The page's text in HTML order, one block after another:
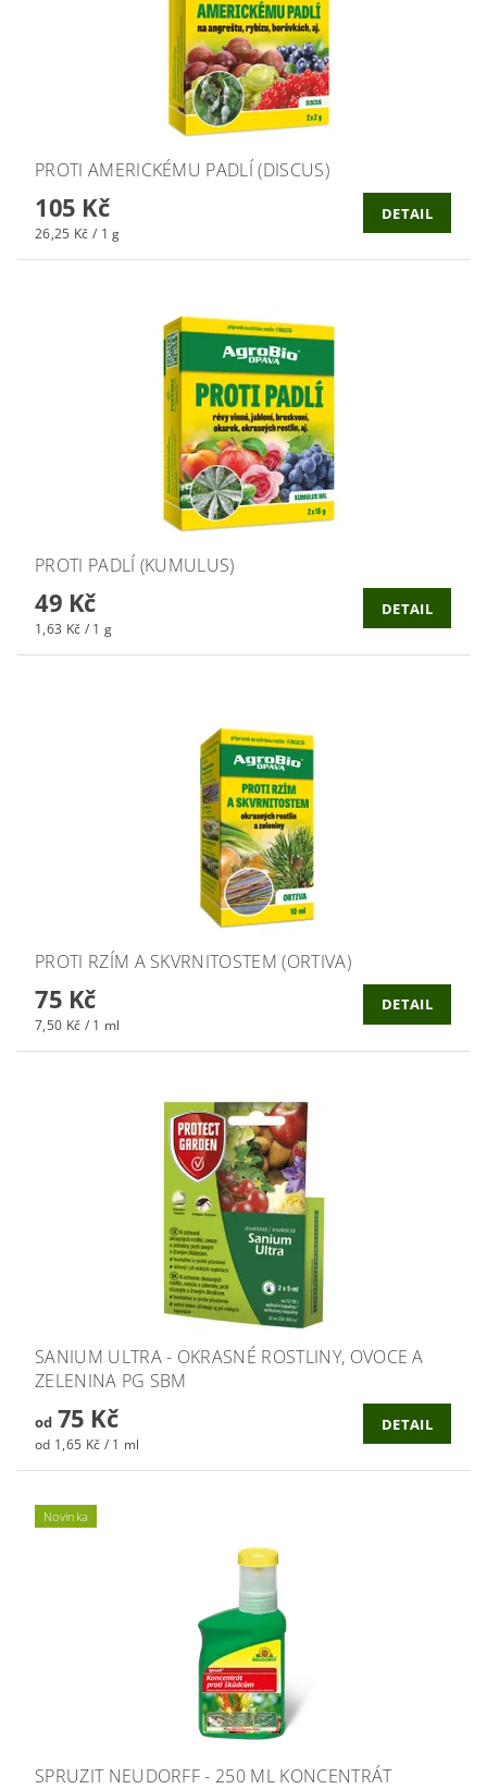
PROTI AMERICKÉMU PADLÍ (DISCUS)
105 Kč
26,25 Kč / 1 g
DETAIL
PROTI PADLÍ (KUMULUS)
49 Kč
1,63 Kč / 1 g
DETAIL
PROTI RZÍM A SKVRNITOSTEM (ORTIVA)
75 Kč
7,50 Kč / 1 ml
DETAIL
SANIUM ULTRA - OKRASNÉ ROSTLINY, OVOCE A
ZELENINA PG SBM
od75 Kč
od 1,65 Kč / 1 ml
DETAIL
Novinka
SPRUZIT NEUDORFF - 250 ML KONCENTRÁT